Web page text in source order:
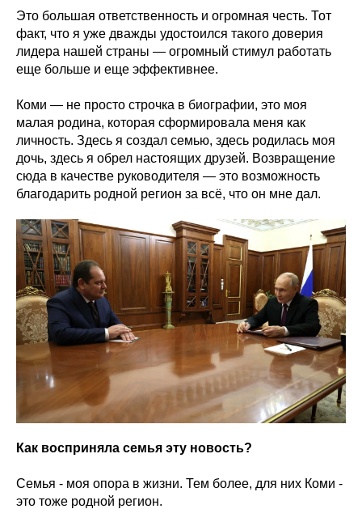
Это большая ответственность и огромная честь. Тот
факт, что я уже дважды удостоился такого доверия
лидера нашей страны — огромный стимул работать
еще больше и еще эффективнее.
Коми — не просто строчка в биографии, это моя
малая родина, которая сформировала меня как
личность. Здесь я создал семью, здесь родилась моя
дочь, здесь я обрел настоящих друзей. Возвращение
сюда в качестве руководителя — это возможность
благодарить родной регион за всё, что он мне дал.
Как восприняла семья эту новость?
Семья - моя опора в жизни. Тем более, для них Коми -
это тоже родной регион.